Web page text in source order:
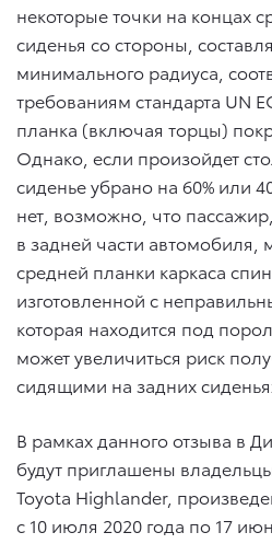
некоторые точки на концах
сиденья со стороны,
минимального радиуса,
требованиям стандарта UN
планка (включая торцы)
Однако, если произойдет
сиденье убрано на 60% или
нет, возможно, что
в задней части автомобиля,
средней планки каркаса
изготовленной с
которая находится под
может увеличиться риск
сидящими на задних
В рамках данного отзыва в
будут приглашены
Toyota Highlander,
с 10 июля 2020 года по 17